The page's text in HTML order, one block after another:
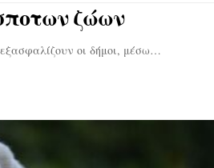
ζώων
οι δήμοι, μέσω…